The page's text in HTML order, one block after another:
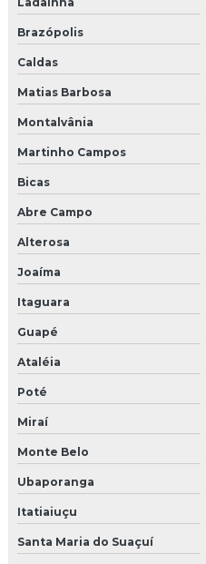
Brazópolis
Caldas
Matias Barbosa
Montalvânia
Martinho Campos
Bicas
Abre Campo
Alterosa
Joaíma
Itaguara
Guapé
Ataléia
Poté
Miraí
Monte Belo
Ubaporanga
Itatiaiuçu
Santa Maria do Suaçuí